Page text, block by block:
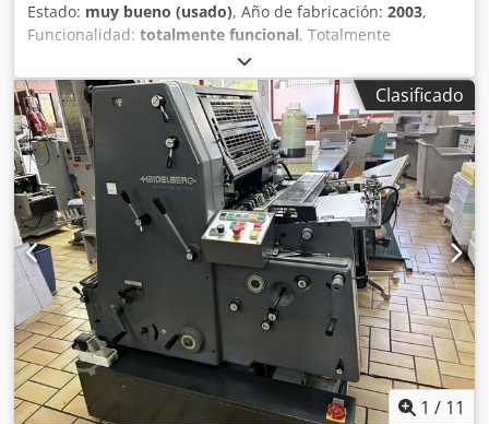
Estado: muy bueno (usado), Año de fabricación: 2003,
Funcionalidad: totalmente funcional, Totalmente
operativa. La máquina se encuentra en muy buen estado.
Actualmente en producción. Se pueden realizar pruebas.
Djdpfx Apezqfdms Hekr
Clasificado
1 / 11